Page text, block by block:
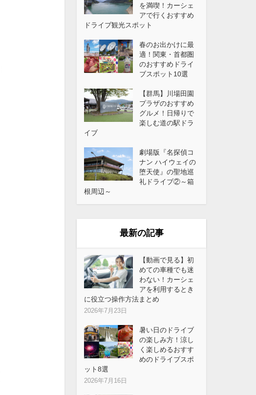
を満喫！カーシェ
アで行くおすすめ
ドライブ観光スポット
春のお出かけに最
適！関東・首都圏
のおすすめドライ
ブスポット10選
【群馬】川場田園
プラザのおすすめ
グルメ！日帰りで
楽しむ道の駅ドラ
イブ
劇場版『名探偵コ
ナン ハイウェイの
堕天使』の聖地巡
礼ドライブ②～箱
根周辺～
最新の記事
【動画で見る】初
めての車種でも迷
わない！カーシェ
アを利用するとき
に役立つ操作方法まとめ
2026年7月23日
暑い日のドライブ
の楽しみ方！涼し
く楽しめるおすす
めのドライブスポ
ット8選
2026年7月16日